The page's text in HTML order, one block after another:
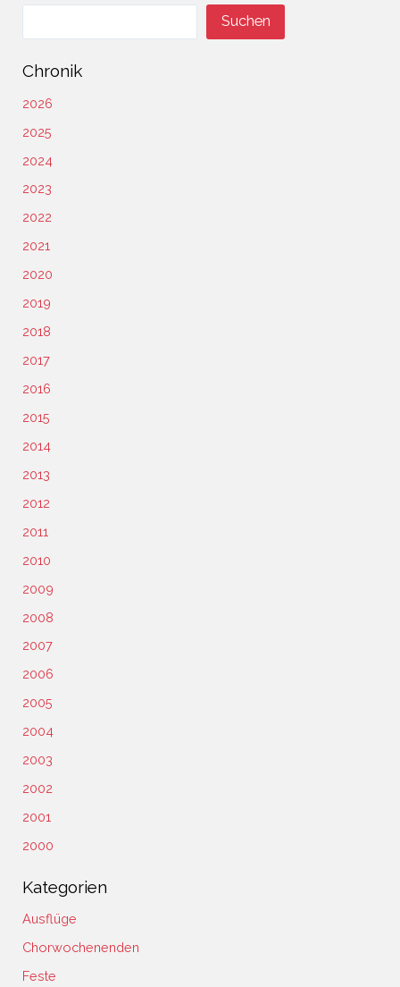
Suchen
Chronik
2026
2025
2024
2023
2022
2021
2020
2019
2018
2017
2016
2015
2014
2013
2012
2011
2010
2009
2008
2007
2006
2005
2004
2003
2002
2001
2000
Kategorien
Ausflüge
Chorwochenenden
Feste